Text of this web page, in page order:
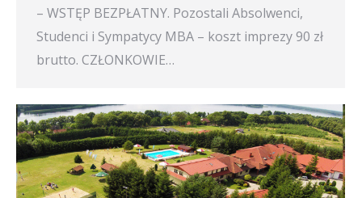
– WSTĘP BEZPŁATNY. Pozostali Absolwenci,
Studenci i Sympatycy MBA – koszt imprezy 90 zł
brutto. CZŁONKOWIE…